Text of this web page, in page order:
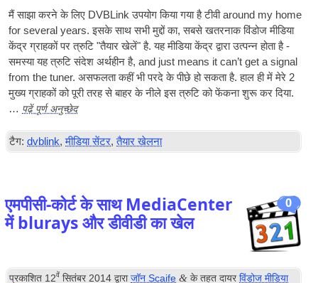
मैं साझा करने के लिए DVBLink उपयोग किया गया हैटीवी around my home
for sev­er­al years. इसके साथ सभी मुद्दों का, सबसे खतरनाक विंडोज मीडिया
केंद्र ग्राहकों पर त्रुटि "तैयार खेलें" है. यह मीडिया केंद्र द्वारा उत्पन्न होता है -
समस्या यह त्रुटि संदेश अर्थहीन है,and just means it can­’t get a sig­nal
from the tuner. असफलता कहीं भी परदे के पीछे हो सकता है. हाल ही में मेरे 2
मुख्य ग्राहकों को पूरी तरह से बाहर के नीले इस त्रुटि को फेंकना शुरू कर दिया.
… पढ़ें पूर्ण अनुच्छेद
टैग: dvblink,मीडिया सेंटर,तैयार खेलना
0
एमपीसी-कोर्ट के साथ MediaCenter
में blurays और डीवीडी का खेल
प्रकाशित 12वें सितंबर 2014 द्वाराजॉन Scaife & के तहत दायरविंडोज मीडिया